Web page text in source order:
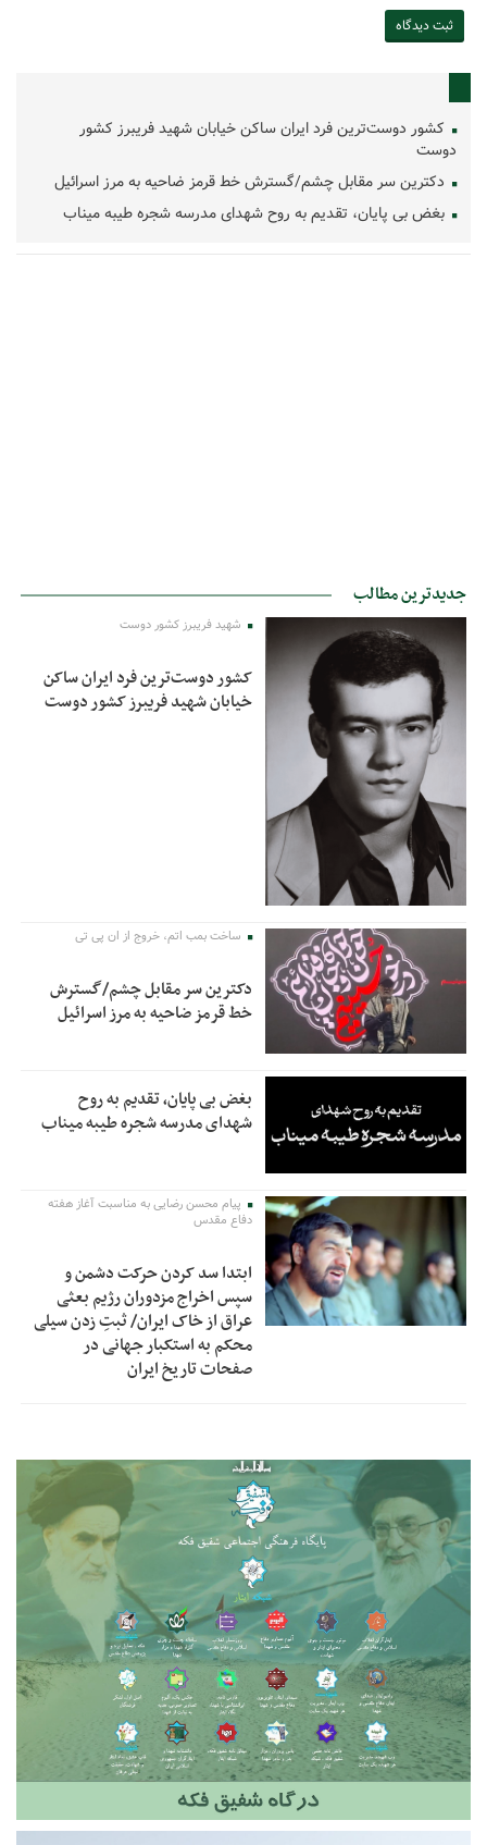
کشور دوست‌ترین فرد ایران ساکن خیابان شهید فریبرز کشور
دوست
دکترین سر مقابل چشم/گسترش خط قرمز ضاحیه به مرز اسرائیل
بغض بی پایان، تقدیم به روح شهدای مدرسه شجره طیبه میناب
جدیدترین مطالب
شهید فریبرز کشور دوست
کشور دوست‌ترین فرد ایران ساکن
خیابان شهید فریبرز کشور دوست
ساخت بمب اتم، خروج از ان پی تی
دکترین سر مقابل چشم/گسترش
خط قرمز ضاحیه به مرز اسرائیل
بغض بی پایان، تقدیم به روح
شهدای مدرسه شجره طیبه میناب
پیام محسن رضایی به مناسبت آغاز هفته
دفاع مقدس
ابتدا سد کردن حرکت دشمن و
سپس اخراج مزدوران رژیم بعثی
عراق از خاک ایران/ ثبتِ زدن سیلی
محکم به استکبار جهانی در
صفحات تاریخ ایران